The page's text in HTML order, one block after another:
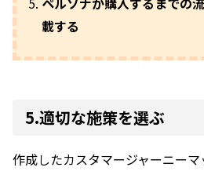
載する
5.適切な施策を選ぶ
作成したカスタマージャーニーマ